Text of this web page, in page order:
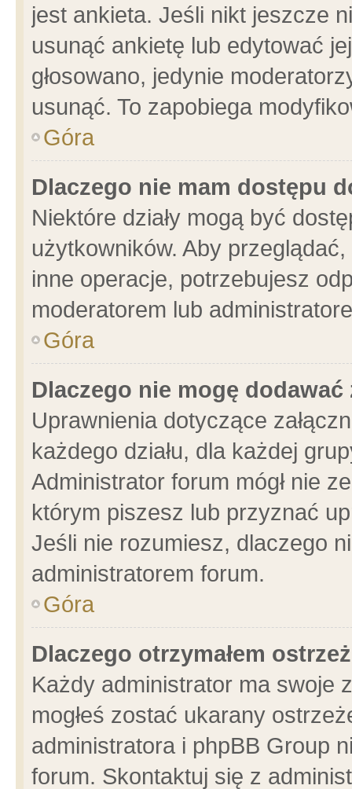
jest ankieta. Jeśli nikt jeszcze
usunąć ankietę lub edytować
głosowano, jedynie
usunąć. To zapobiega
Góra
Dlaczego nie mam dostępu
Niektóre działy mogą być
użytkowników. Aby
inne operacje, potrzebujesz
moderatorem lub
Góra
Dlaczego nie mogę dodawać
Uprawnienia dotyczące
każdego działu, dla każdej
Administrator forum mógł nie
którym piszesz lub przyznać
Jeśli nie rozumiesz, dlaczego
administratorem forum.
Góra
Dlaczego otrzymałem
Każdy administrator ma swoje
mogłeś zostać ukarany
administratora i phpBB Group
forum. Skontaktuj się z